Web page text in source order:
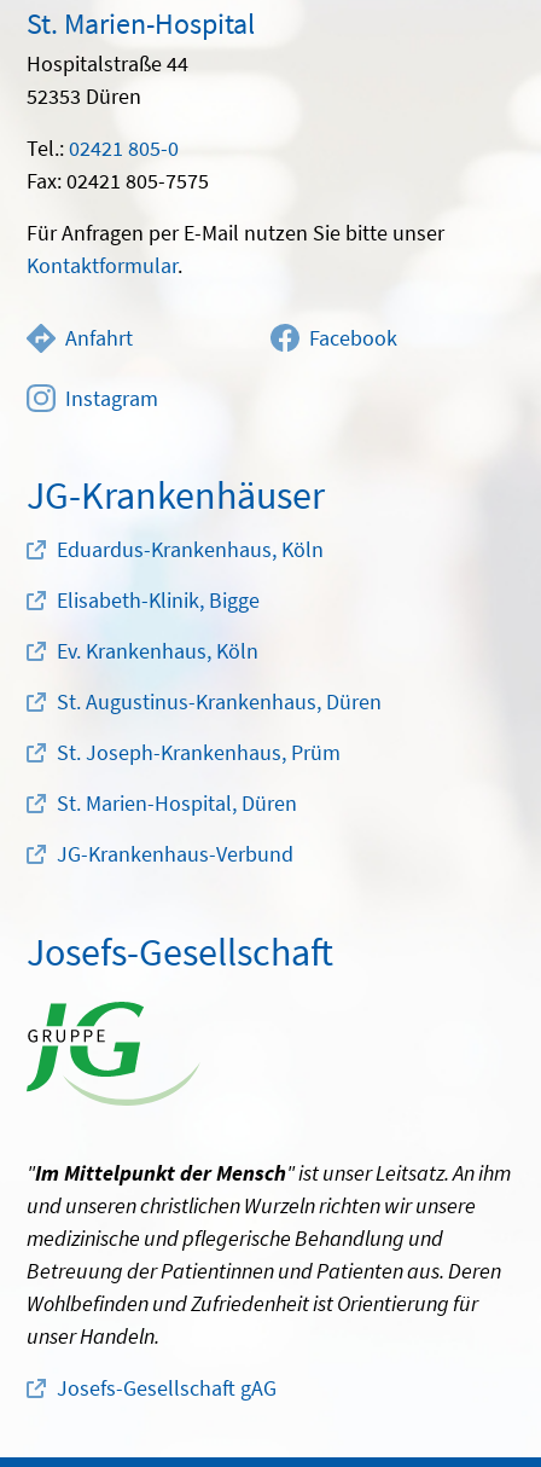
St. Marien-Hospital
Hospitalstraße 44
52353 Düren
Tel.:02421 805-0
Fax: 02421 805-7575
Für Anfragen per E-Mail nutzen Sie bitte unser
Kontaktformular.
Anfahrt Facebook
Instagram
JG-Krankenhäuser
Eduardus-Krankenhaus, Köln
Elisabeth-Klinik, Bigge
Ev. Krankenhaus, Köln
St. Augustinus-Krankenhaus, Düren
St. Joseph-Krankenhaus, Prüm
St. Marien-Hospital, Düren
JG-Krankenhaus-Verbund
Josefs-Gesellschaft
"Im Mittelpunkt der Mensch" ist unser Leitsatz. An ihm
und unseren christlichen Wurzeln richten wir unsere
medizinische und pflegerische Behandlung und
Betreuung der Patientinnen und Patienten aus. Deren
Wohlbefinden und Zufriedenheit ist Orientierung für
unser Handeln.
Josefs-Gesellschaft gAG